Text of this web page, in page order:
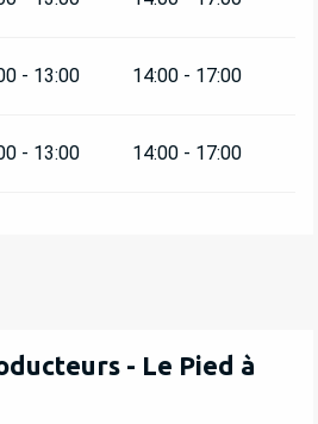
- 13:00 14:00 - 17:00
- 13:00 14:00 - 17:00
- Le Pied à